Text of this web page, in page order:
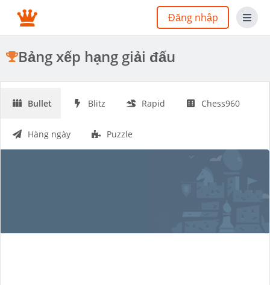
Đăng nhập
Bảng xếp hạng giải đấu
Bullet Blitz Rapid Chess960
Hàng ngày Puzzle